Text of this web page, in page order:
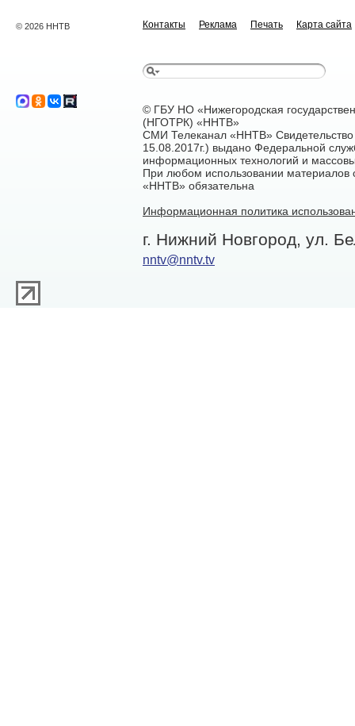
© 2026 ННТВ Контакты Реклама Печать Карта сайта
© ГБУ НО «Нижегородская
(НГОТРК) «ННТВ»
СМИ Телеканал «ННТВ»
15.08.2017г.) выдано Федеральной
информационных технологий и
При любом использовании материалов
«ННТВ» обязательна
Информационная политика
г. Нижний Новгород, ул.
nntv@nntv.tv